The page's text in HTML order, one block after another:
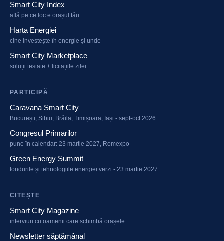
Smart City Index
află pe ce loc e orașul tău
Harta Energiei
cine investește în energie și unde
Smart City Marketplace
soluții testate + licitațiile zilei
PARTICIPĂ
Caravana Smart City
București, Sibiu, Brăila, Timișoara, Iași - sept-oct 2026
Congresul Primarilor
pune în calendar: 23 martie 2027, Romexpo
Green Energy Summit
fondurile și tehnologiile energiei verzi - 23 martie 2027
CITEȘTE
Smart City Magazine
interviuri cu oamenii care schimbă orașele
Newsletter săptămânal